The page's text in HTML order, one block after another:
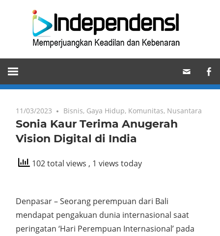
Memperjuangkan
Keadilan
dan
11/03/2023 Bisnis, Gaya Hidup, Komunitas, Nusantara
Sonia Kaur Terima Anugerah
Vision Digital di India
102 total views , 1 views today
Denpasar – Seorang perempuan dari Bali
mendapat pengakuan dunia internasional saat
peringatan ‘Hari Perempuan Internasional’ pada